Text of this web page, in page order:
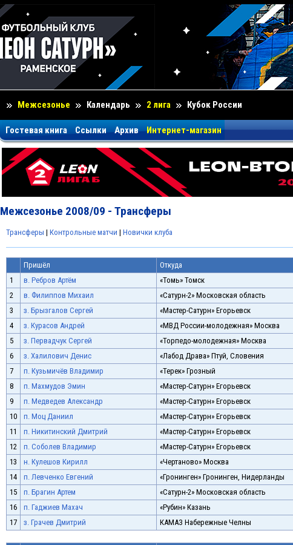
Межсезонье Календарь 2 лига Кубок России
Гостевая книга Ссылки Архив Интернет-магазин
Межсезонье 2008/09 - Трансферы
Трансферы | Контрольные матчи | Новички клуба
Пришёл
Откуда
1
в. Ребров Артём
«Томь» Томск
2
в. Филиппов Михаил
«Сатурн-2» Московская область
3
з. Брызгалов Сергей
«Мастер-Сатурн» Егорьевск
4
з. Курасов Андрей
«МВД России-молодежная» Москва
5
з. Первадчук Сергей
«Торпедо-молодежная» Москва
6
з. Халилович Денис
«Лабод Драва» Птуй, Словения
7
п. Кузьмичёв Владимир
«Терек» Грозный
8
п. Махмудов Эмин
«Мастер-Сатурн» Егорьевск
9
п. Медведев Александр
«Мастер-Сатурн» Егорьевск
10
п. Моц Даниил
«Мастер-Сатурн» Егорьевск
11
п. Никитинский Дмитрий
«Мастер-Сатурн» Егорьевск
12
п. Соболев Владимир
«Мастер-Сатурн» Егорьевск
13
н. Кулешов Кирилл
«Чертаново» Москва
14
п. Левченко Евгений
«Гронинген» Гронинген, Нидерланды
15
п. Брагин Артем
«Сатурн-2» Московская область
16
п. Гаджиев Махач
«Рубин» Казань
17
з. Грачев Дмитрий КАМАЗ Набережные Челны